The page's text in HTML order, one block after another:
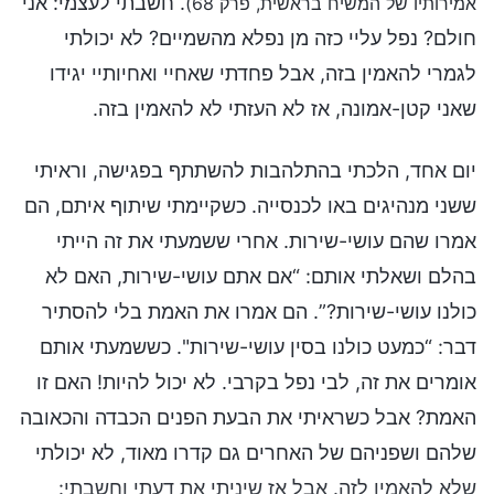
חולם? נפל עליי כזה מן נפלא מהשמיים? לא יכולתי
לגמרי להאמין בזה, אבל פחדתי שאחיי ואחיותיי יגידו
שאני קטן-אמונה, אז לא העזתי לא להאמין בזה.
יום אחד, הלכתי בהתלהבות להשתתף בפגישה, וראיתי
ששני מנהיגים באו לכנסייה. כשקיימתי שיתוף איתם, הם
אמרו שהם עושי-שירות. אחרי ששמעתי את זה הייתי
בהלם ושאלתי אותם: “אם אתם עושי-שירות, האם לא
כולנו עושי-שירות?”. הם אמרו את האמת בלי להסתיר
דבר: “כמעט כולנו בסין עושי-שירות". כששמעתי אותם
אומרים את זה, לבי נפל בקרבי. לא יכול להיות! האם זו
האמת? אבל כשראיתי את הבעת הפנים הכבדה והכאובה
שלהם ושפניהם של האחרים גם קדרו מאוד, לא יכולתי
שלא להאמין לזה. אבל אז שיניתי את דעתי וחשבתי: